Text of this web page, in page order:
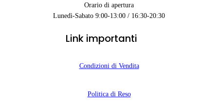
Orario di apertura
Lunedì-Sabato 9:00-13:00 / 16:30-20:30
Link importanti
Condizioni di Vendita
Politica di Reso